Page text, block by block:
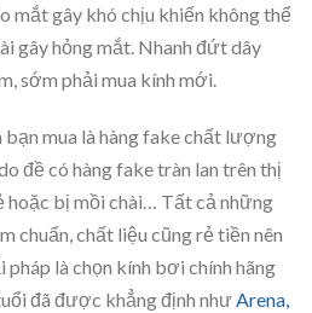
mắt gây khó chịu khiến không thể
gây hỏng mắt. Nhanh đứt dây
sớm phải mua kính mới.
mua là hàng fake chất lượng
đề có hàng fake tràn lan trên thị
hoặc bị mồi chài… Tất cả những
chuẩn, chất liệu cũng rẻ tiền nên
pháp là chọn kính bơi chính hãng
đã được khẳng định nhưArena,